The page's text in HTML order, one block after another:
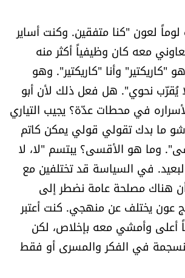
لعون "كنا متفقين. وكنت أساير
معه كان وظيفياً أكثر منه
وأنا "كاريكتير". وهو
يُقرّب نحوي". هل فعل ذلك لأن أبو
في محطات عدّة؟ يجيب التياري
"شو ما بدك تقولي قولي يمكن كاتم
وما هو الأقسى؟ يبتسم "لا، لا
في السياسة قد تختلفين مع
هناك مصلحة عامة نضطر إلى
عون يختلف عن منهجي. كنت أعتبر
أعلى وأمشي معه بإخلاص، لكن
في الفكر والمسرى أو فقط